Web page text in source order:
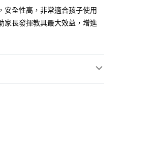
費
安全性高，非常適合孩子使用
家長發揮教具最大效益，增進